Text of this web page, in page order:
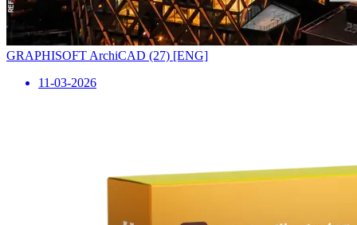
GRAPHISOFT ArchiCAD (27) [ENG]
11-03-2026